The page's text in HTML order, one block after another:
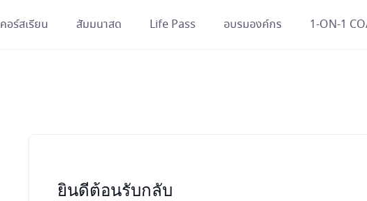
คอร์สเรียน สัมมนาสด Life Pass อบรมองค์กร 1-ON-1
ยินดีต้อนรับกลับ